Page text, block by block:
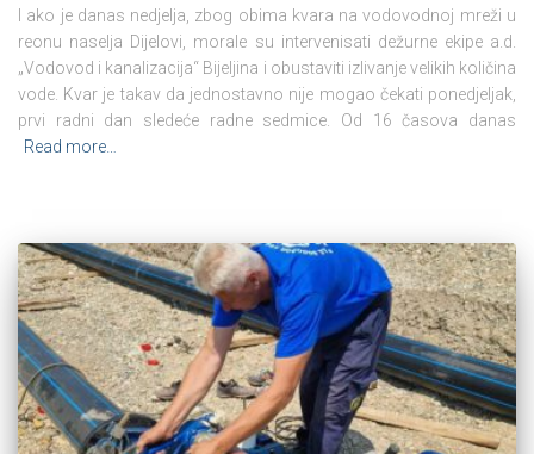
I ako je danas nedjelja, zbog obima kvara na vodovodnoj mreži u
reonu naselja Dijelovi, morale su intervenisati dežurne ekipe a.d.
„Vodovod i kanalizacija“ Bijeljina i obustaviti izlivanje velikih količina
vode. Kvar je takav da jednostavno nije mogao čekati ponedjeljak,
prvi radni dan sledeće radne sedmice. Od 16 časova danas
Read more…